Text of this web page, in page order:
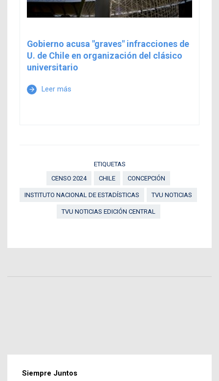
Gobierno acusa "graves" infracciones de
U. de Chile en organización del clásico
universitario
arrow_forward Leer más
ETIQUETAS
CENSO 2024
CHILE CONCEPCIÓN
INSTITUTO NACIONAL DE ESTADÍSTICAS TVU NOTICIAS
TVU NOTICIAS EDICIÓN CENTRAL
Siempre Juntos